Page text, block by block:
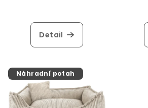
Detail
Náhradní potah